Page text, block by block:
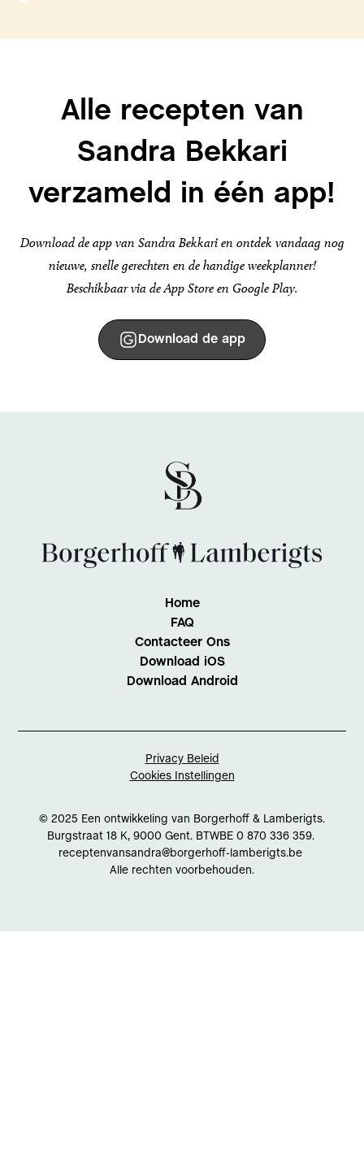
Alle recepten van
Sandra Bekkari
verzameld in één app!
Download de app van Sandra Bekkari en ontdek vandaag nog
nieuwe, snelle gerechten en de handige weekplanner!
Beschikbaar via de App Store en Google Play.
Download de app
Home
FAQ
Contacteer Ons
Download iOS
Download Android
© 2025 Een ontwikkeling van Borgerhoff & Lamberigts.
Burgstraat 18 K, 9000 Gent. BTWBE 0 870 336 359.
receptenvansandra@borgerhoff-lamberigts.be
Alle rechten voorbehouden.
Privacy Beleid
Cookies Instellingen